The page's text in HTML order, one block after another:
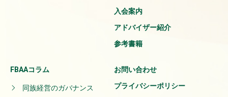
入会案内
アドバイザー紹介
参考書籍
FBAAコラム
同族経営のガバナンス
お問い合わせ
プライバシーポリシー